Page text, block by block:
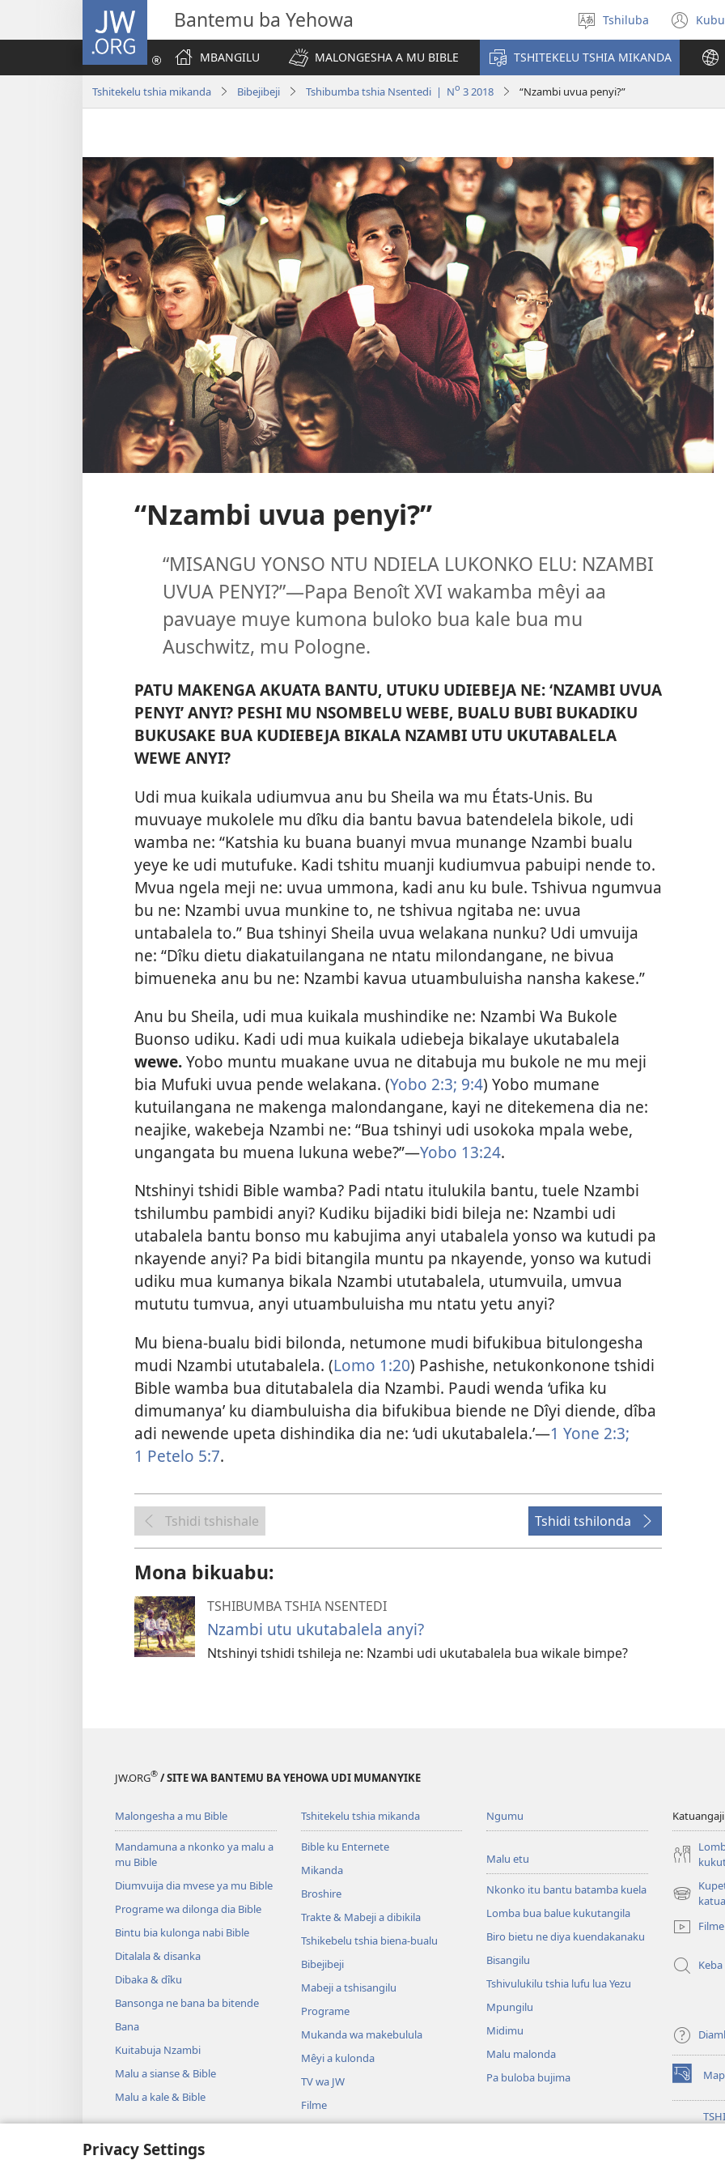
Privacy Settings
JW.ORG Bantemu ba Yehowa
Sungula
muakulu
Tshiluba
MBANGILU MALONGESHA A MU BIBLE TSHITEKELU TSHIA MIKANDA
Tshitekelu tshia mikanda Bibejibeji Tshibumba tshia Nsentedi | No 3 2018 “Nzambi uvua penyi?”
“Nzambi uvua penyi?”
“MISANGU YONSO NTU NDIELA LUKONKO ELU: NZAMBI
UVUA PENYI?”​—Papa Benoît XVI wakamba mêyi aa
pavuaye muye kumona buloko bua kale bua mu
Auschwitz, mu Pologne.
PATU MAKENGA AKUATA BANTU, UTUKU UDIEBEJA NE: ‘NZAMBI UVUA
PENYI’ ANYI? PESHI MU NSOMBELU WEBE, BUALU BUBI BUKADIKU
BUKUSAKE BUA KUDIEBEJA BIKALA NZAMBI UTU UKUTABALELA
WEWE ANYI?
Udi mua kuikala udiumvua anu bu Sheila wa mu États-Unis. Bu
muvuaye mukolele mu dîku dia bantu bavua batendelela bikole, udi
wamba ne: “Katshia ku buana buanyi mvua munange Nzambi bualu
yeye ke udi mutufuke. Kadi tshitu muanji kudiumvua pabuipi nende to.
Mvua ngela meji ne: uvua ummona, kadi anu ku bule. Tshivua ngumvua
bu ne: Nzambi uvua munkine to, ne tshivua ngitaba ne: uvua
untabalela to.” Bua tshinyi Sheila uvua welakana nunku? Udi umvuija
ne: “Dîku dietu diakatuilangana ne ntatu milondangane, ne bivua
bimueneka anu bu ne: Nzambi kavua utuambuluisha nansha kakese.”
Anu bu Sheila, udi mua kuikala mushindike ne: Nzambi Wa Bukole
Buonso udiku. Kadi udi mua kuikala udiebeja bikalaye ukutabalela
wewe.Yobo muntu muakane uvua ne ditabuja mu bukole ne mu meji
bia Mufuki uvua pende welakana. (Yobo 2:3; 9:4) Yobo mumane
kutuilangana ne makenga malondangane, kayi ne ditekemena dia ne:
neajike, wakebeja Nzambi ne: “Bua tshinyi udi usokoka mpala webe,
ungangata bu muena lukuna webe?”​—Yobo 13:24.
Ntshinyi tshidi Bible wamba? Padi ntatu itulukila bantu, tuele Nzambi
tshilumbu pambidi anyi? Kudiku bijadiki bidi bileja ne: Nzambi udi
utabalela bantu bonso mu kabujima anyi utabalela yonso wa kutudi pa
nkayende anyi? Pa bidi bitangila muntu pa nkayende, yonso wa kutudi
udiku mua kumanya bikala Nzambi ututabalela, utumvuila, umvua
mututu tumvua, anyi utuambuluisha mu ntatu yetu anyi?
Mu biena-bualu bidi bilonda, netumone mudi bifukibua bitulongesha
mudi Nzambi ututabalela. (Lomo 1:20) Pashishe, netukonkonone tshidi
Bible wamba bua ditutabalela dia Nzambi. Paudi wenda ‘ufika ku
dimumanya’ ku diambuluisha dia bifukibua biende ne Dîyi diende, dîba
adi newende upeta dishindika dia ne: ‘udi ukutabalela.’​—1 Yone 2:3;
1 Petelo 5:7.
Tshidi tshishale Tshidi tshilonda
Mona bikuabu:
TSHIBUMBA TSHIA NSENTEDI
Nzambi utu ukutabalela anyi?
Ntshinyi tshidi tshileja ne: Nzambi udi ukutabalela bua wikale bimpe?
JW.ORG® / SITE WA BANTEMU BA YEHOWA UDI MUMANYIKE
Malongesha a mu Bible
Mandamuna a nkonko ya malu a
mu Bible
Diumvuija dia mvese ya mu Bible
Programe wa dilonga dia Bible
Bintu bia kulonga nabi Bible
Ditalala & disanka
Dibaka & dîku
Bansonga ne bana ba bitende
Bana
Kuitabuja Nzambi
Malu a sianse & Bible
Malu a kale & Bible
Tshitekelu tshia mikanda
Bible ku Enternete
Mikanda
Broshire
Trakte & Mabeji a dibikila
Tshikebelu tshia biena-bualu
Bibejibeji
Mabeji a tshisangilu
Programe
Mukanda wa makebulula
Mêyi a kulonda
TV wa JW
Filme
Misambu
Ngumu
Malu etu
Nkonko itu bantu batamba kuela
Lomba bua balue kukutangila
Biro bietu ne diya kuendakanaku
Bisangilu
Tshivulukilu tshia lufu lua Yezu
Mpungilu
Midimu
Malu malonda
Pa buloba bujima
(bikangula
dikuabu)
Filme
Keba
(bikangula
dibeji
dikuabu)